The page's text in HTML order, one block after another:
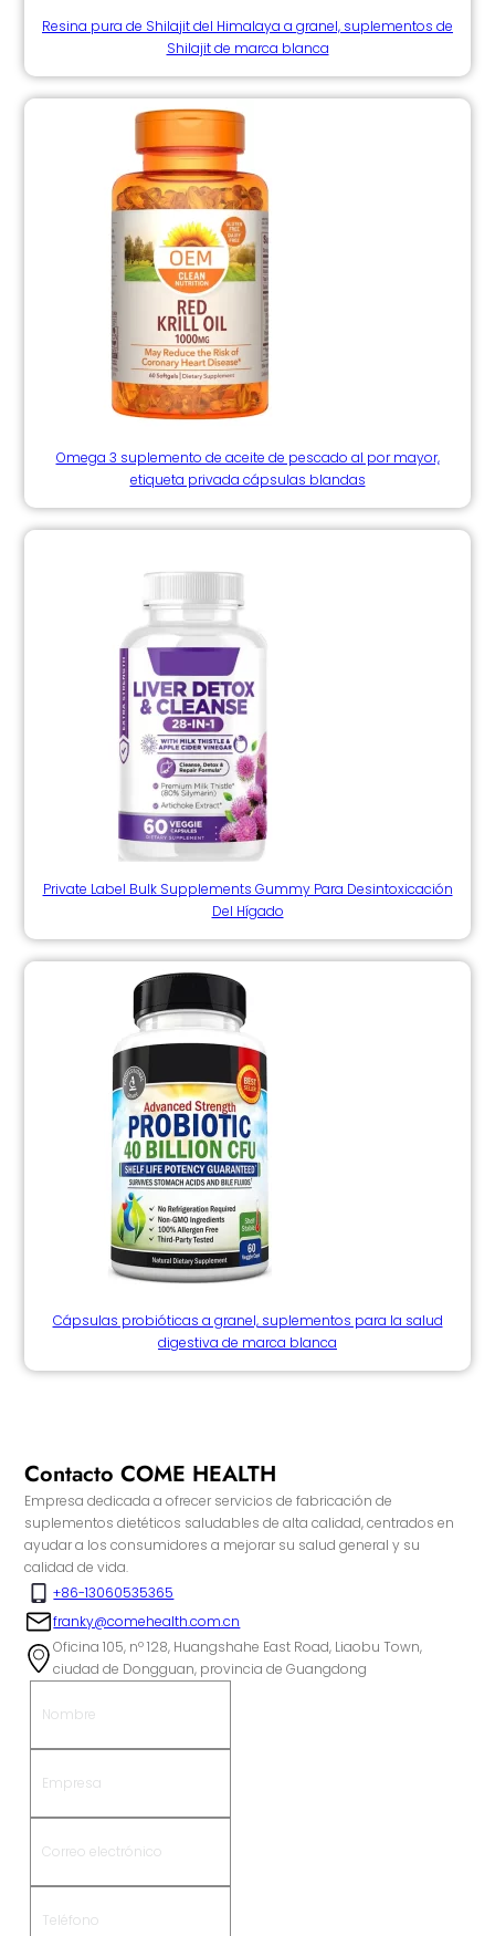
Resina pura de Shilajit del Himalaya a granel, suplementos de
Shilajit de marca blanca
Omega 3 suplemento de aceite de pescado al por mayor,
etiqueta privada cápsulas blandas
Private Label Bulk Supplements Gummy Para Desintoxicación
Del Hígado
Cápsulas probióticas a granel, suplementos para la salud
digestiva de marca blanca
Contacto COME HEALTH
Empresa dedicada a ofrecer servicios de fabricación de
suplementos dietéticos saludables de alta calidad, centrados en
ayudar a los consumidores a mejorar su salud general y su
calidad de vida.
+86-13060535365
franky@comehealth.com.cn
Oficina 105, nº 128, Huangshahe East Road, Liaobu Town,
ciudad de Dongguan, provincia de Guangdong